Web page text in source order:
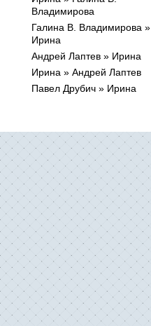
Владимирова
Галина В. Владимирова »
Ирина
Андрей Лаптев » Ирина
Ирина » Андрей Лаптев
Павел Друбич » Ирина